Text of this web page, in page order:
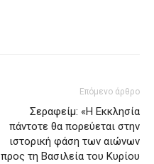
Επόμενο άρθρο
Σεραφείμ: «Η Εκκλησία
πάντοτε θα πορεύεται στην
ιστορική φάση των αιώνων
προς τη Βασιλεία του Κυρίου